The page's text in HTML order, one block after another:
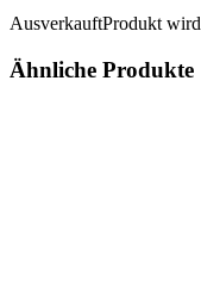
AusverkauftProdukt
Ähnliche Produkte